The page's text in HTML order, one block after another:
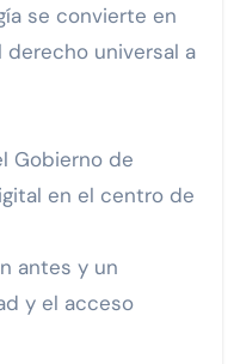
se convierte en
derecho universal a
Gobierno de
en el centro de
antes y un
y el acceso